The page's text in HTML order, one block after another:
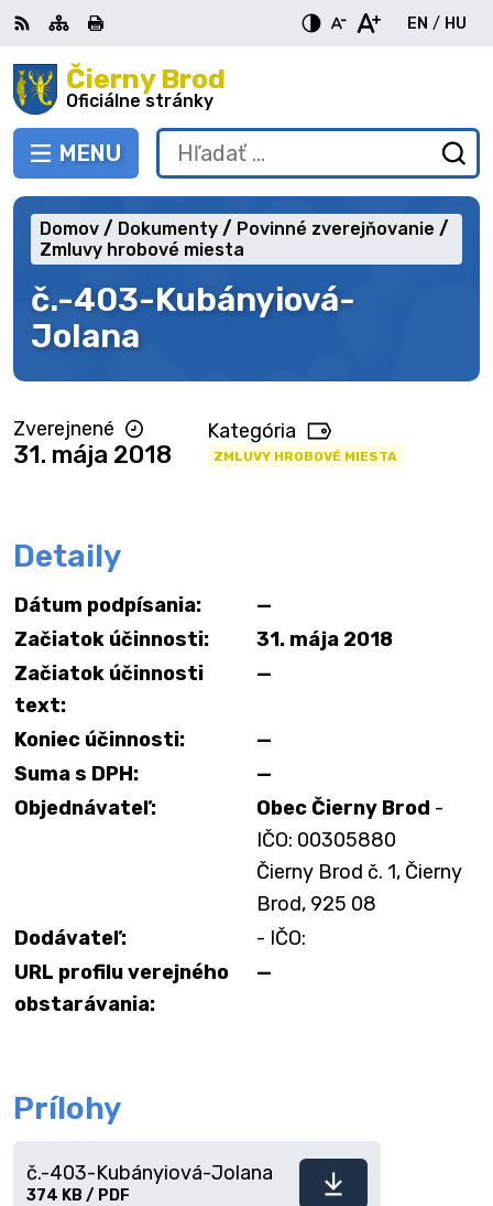
Preskočiť
na
obsah Čierny Brod
Oficiálne stránky
PREPNÚŤ
MENU
RSS MapaTlačiť
EN
English
/ HU
Hľadať:
č.-403-Kubányiová-
Jolana
Domov Dokumenty
Povinné zverejňovanie
Zmluvy hrobové miesta
Zverejnené
31. mája 2018
Kategória
ZMLUVY HROBOVÉ MIESTA
Detaily
Dátum podpísania:
—
Začiatok účinnosti:
31. mája 2018
Začiatok účinnosti
text:
—
Koniec účinnosti:
—
Suma s DPH:
—
Objednávateľ:
Obec Čierny Brod -
IČO: 00305880
Čierny Brod č. 1, Čierny
Brod, 925 08
Dodávateľ:
- IČO:
URL profilu verejného
obstarávania:
—
Prílohy
Stiahnuť
č.-403-Kubányiová-Jolana
374 KB / PDF